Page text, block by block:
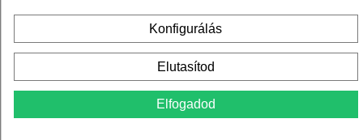
Leírás
Konfigurálás
Elutasítod
Elfogadod